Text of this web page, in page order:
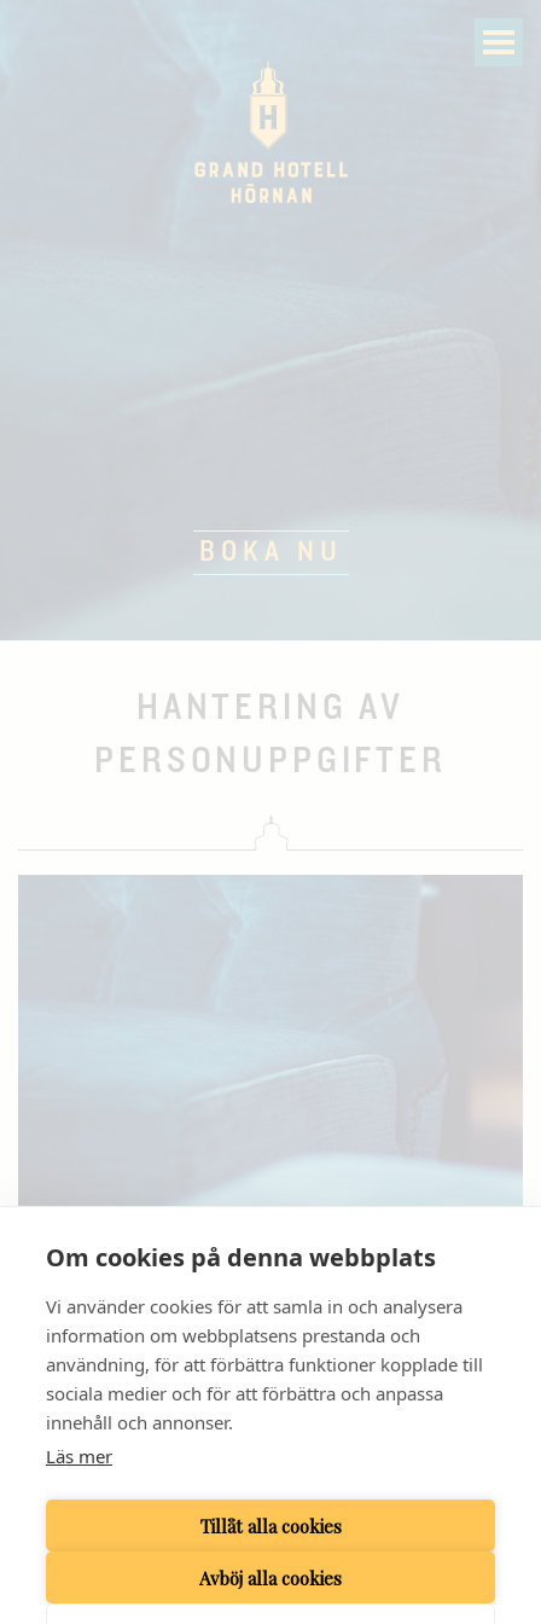
Om cookies på denna webbplats
Vi använder cookies för att samla in och analysera
information om webbplatsens prestanda och
användning, för att förbättra funktioner kopplade till
sociala medier och för att förbättra och anpassa
innehåll och annonser.
Läs mer
Tillåt alla cookies
Avböj alla cookies
BOKA NU
HANTERING AV
PERSONUPPGIFTER
Hantering av personuppgifter
TELEFON018 - 13 93 80| E-POST:INFO@GRANDHOTELLHORNAN.COM